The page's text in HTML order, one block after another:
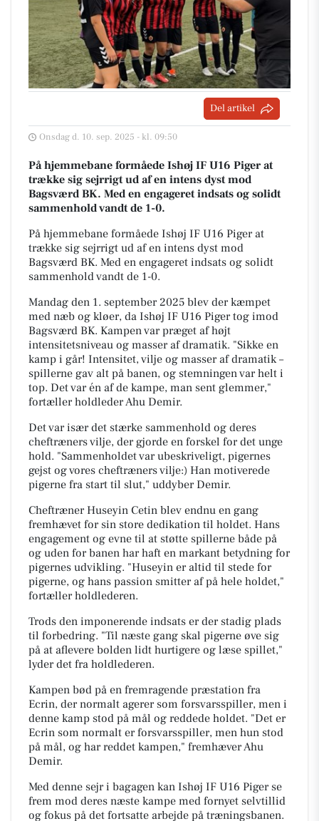
Del artikel
Onsdag d. 10. sep. 2025 - kl. 09:50
På hjemmebane formåede Ishøj IF U16 Piger at
trække sig sejrrigt ud af en intens dyst mod
Bagsværd BK. Med en engageret indsats og solidt
sammenhold vandt de 1-0.
På hjemmebane formåede Ishøj IF U16 Piger at
trække sig sejrrigt ud af en intens dyst mod
Bagsværd BK. Med en engageret indsats og solidt
sammenhold vandt de 1-0.
Mandag den 1. september 2025 blev der kæmpet
med næb og kløer, da Ishøj IF U16 Piger tog imod
Bagsværd BK. Kampen var præget af højt
intensitetsniveau og masser af dramatik. "Sikke en
kamp i går! Intensitet, vilje og masser af dramatik –
spillerne gav alt på banen, og stemningen var helt i
top. Det var én af de kampe, man sent glemmer,"
fortæller holdleder Ahu Demir.
Det var især det stærke sammenhold og deres
cheftræners vilje, der gjorde en forskel for det unge
hold. "Sammenholdet var ubeskriveligt, pigernes
gejst og vores cheftræners vilje:) Han motiverede
pigerne fra start til slut," uddyber Demir.
Cheftræner Huseyin Cetin blev endnu en gang
fremhævet for sin store dedikation til holdet. Hans
engagement og evne til at støtte spillerne både på
og uden for banen har haft en markant betydning for
pigernes udvikling. "Huseyin er altid til stede for
pigerne, og hans passion smitter af på hele holdet,"
fortæller holdlederen.
Trods den imponerende indsats er der stadig plads
til forbedring. "Til næste gang skal pigerne øve sig
på at aflevere bolden lidt hurtigere og læse spillet,"
lyder det fra holdlederen.
Kampen bød på en fremragende præstation fra
Ecrin, der normalt agerer som forsvarsspiller, men i
denne kamp stod på mål og reddede holdet. "Det er
Ecrin som normalt er forsvarsspiller, men hun stod
på mål, og har reddet kampen," fremhæver Ahu
Demir.
Med denne sejr i bagagen kan Ishøj IF U16 Piger se
frem mod deres næste kampe med fornyet selvtillid
og fokus på det fortsatte arbejde på træningsbanen.